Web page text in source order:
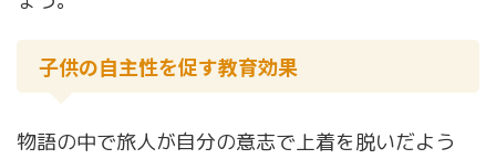
子供の自主性を促す教育効果
物語の中で旅人が自分の意志で上着を脱いだよう